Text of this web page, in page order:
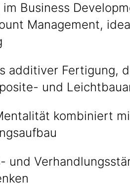
Business
Management,
additiver Fertigung,
und
kombiniert
und